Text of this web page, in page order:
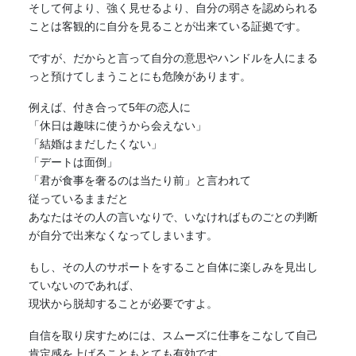
そして何より、強く見せるより、自分の弱さを認められる
ことは客観的に自分を見ることが出来ている証拠です。
ですが、だからと言って自分の意思やハンドルを人にまる
っと預けてしまうことにも危険があります。
例えば、付き合って5年の恋人に
「休日は趣味に使うから会えない」
「結婚はまだしたくない」
「デートは面倒」
「君が食事を奢るのは当たり前」と言われて
従っているままだと
あなたはその人の言いなりで、いなければものごとの判断
が自分で出来なくなってしまいます。
もし、その人のサポートをすること自体に楽しみを見出し
ていないのであれば、
現状から脱却することが必要ですよ。
自信を取り戻すためには、 スムーズに仕事をこなして自己